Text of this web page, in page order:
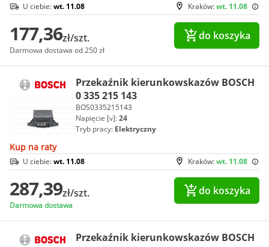
Kraków:wt. 11.08
U ciebie:wt. 11.08
177,36zł/szt.
Darmowa dostawa od 250 zł
do koszyka
Przekaźnik kierunkowskazów BOSCH
0 335 215 143
BOS0335215143
Napięcie [v]:24
Tryb pracy: Elektryczny
Kup na raty
Kraków:wt. 11.08
U ciebie:wt. 11.08
287,39zł/szt.
Darmowa dostawa
do koszyka
Przekaźnik kierunkowskazów BOSCH